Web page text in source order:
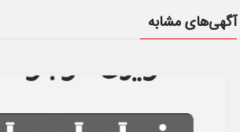
آگهی‌های مشابه